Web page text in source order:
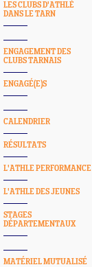
LES CLUBS D'ATHLÉ
DANS LE TARN
ENGAGEMENT DES
CLUBS TARNAIS
ENGAGÉ(E)S
CALENDRIER
RÉSULTATS
L'ATHLE PERFORMANCE
L'ATHLE DES JEUNES
STAGES
DÉPARTEMENTAUX
MATÉRIEL MUTUALISÉ